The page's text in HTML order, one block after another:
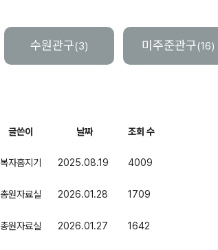
수원관구(3) 미주준관구(16)
글쓴이 날짜 조회 수
복자홈지기 2025.08.19 4009
총원자료실 2026.01.28 1709
총원자료실 2026.01.27 1642